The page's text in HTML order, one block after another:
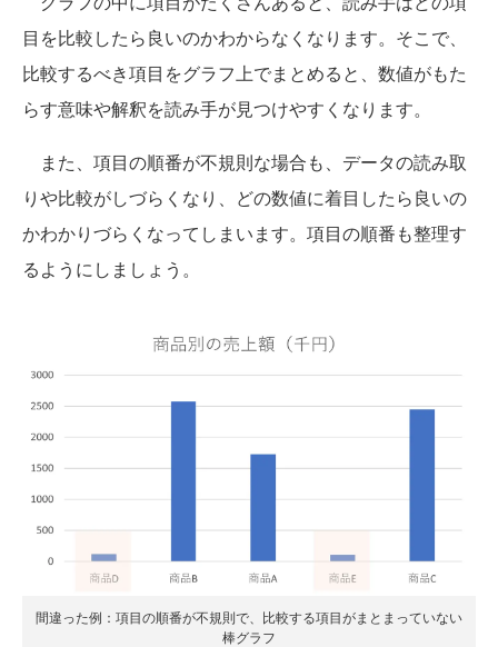
目を比較したら良いのかわからなくなります。そこで、
比較するべき項目をグラフ上でまとめると、数値がもた
らす意味や解釈を読み手が見つけやすくなります。
また、項目の順番が不規則な場合も、データの読み取
りや比較がしづらくなり、どの数値に着目したら良いの
かわかりづらくなってしまいます。項目の順番も整理す
るようにしましょう。
間違った例：項目の順番が不規則で、比較する項目がまとまっていない
棒グラフ